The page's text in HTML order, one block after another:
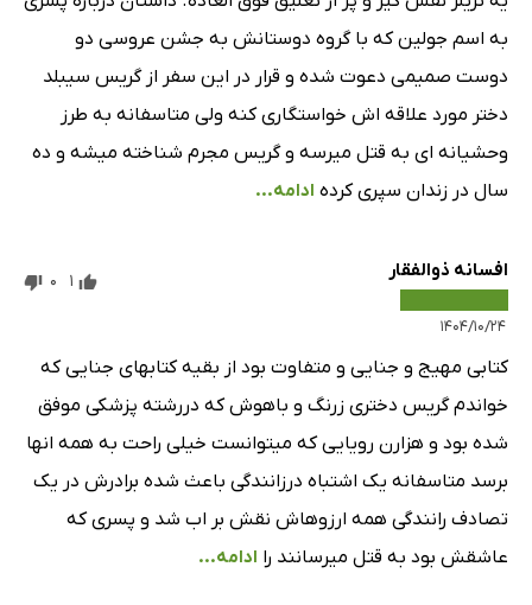
به اسم جولین که با گروه دوستانش به جشن عروسی دو
دوست صمیمی دعوت شده و قرار در این سفر از گریس سیبلد
دختر مورد علاقه اش خواستگاری کنه ولی متاسفانه به طرز
وحشیانه ای به قتل میرسه و گریس مجرم شناخته میشه و ده
سال در زندان سپری کرده ادامه...
افسانه ذوالفقار
۱۴۰۴/۱۰/۲۴
1
0
کتابی مهیج و جنایی و متفاوت بود از بقیه کتابهای جنایی که
خواندم گریس دختری زرنگ و باهوش که دررشته پزشکی موفق
شده بود و هزارن رویایی که میتوانست خیلی راحت به همه انها
برسد متاسفانه یک اشتباه درزانندگی باعث شده برادرش در یک
تصادف رانندگی همه ارزوهاش نقش بر اب شد و پسری که
عاشقش بود به قتل میرسانند را ادامه...